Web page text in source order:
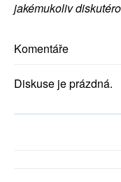
jakémukoliv
Komentáře
Diskuse je prázdná.